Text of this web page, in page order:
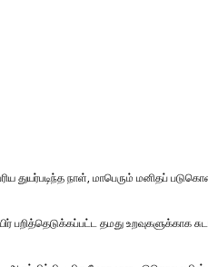
துயர்படிந்த நாள், மாபெரும் மனிதப்
தமது உறவுகளுக்காக